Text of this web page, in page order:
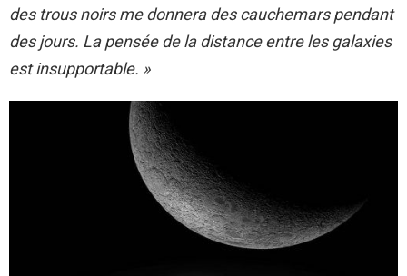
des trous noirs me donnera des cauchemars pendant
des jours. La pensée de la distance entre les galaxies
est insupportable. »